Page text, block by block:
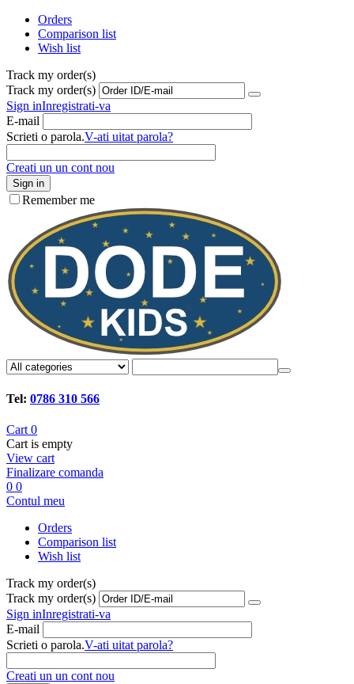
Orders
Comparison list
Wish list
Track my order(s)
Track my order(s)
Sign inInregistrati-va
E-mail
Scrieti o parola.V-ati uitat parola?
Creati un un cont nou
Sign in
Remember me
Tel: 0786 310 566
Cart 0
Cart is empty
View cart
Finalizare comanda
0 0
Contul meu
Orders
Comparison list
Wish list
Track my order(s)
Track my order(s)
Sign inInregistrati-va
E-mail
Scrieti o parola.V-ati uitat parola?
Creati un un cont nou